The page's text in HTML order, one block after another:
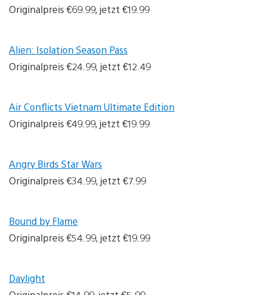
Originalpreis €69.99, jetzt €19.99
Alien: Isolation Season Pass
Originalpreis €24.99, jetzt €12.49
Air Conflicts Vietnam Ultimate Edition
Originalpreis €49.99, jetzt €19.99
Angry Birds Star Wars
Originalpreis €34.99, jetzt €7.99
Bound by Flame
Originalpreis €54.99, jetzt €19.99
Daylight